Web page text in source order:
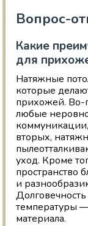
Вопрос-
Какие
для
Натяжные
которые
прихожей. Во-
любые
вторых,
уход. Кроме
пространство
и
температуры
материала.